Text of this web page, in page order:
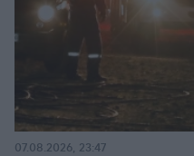
07.08.2026, 23:47